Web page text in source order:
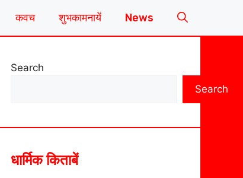
कवच शुभकामनायें News
Search
Search
धार्मिक किताबें